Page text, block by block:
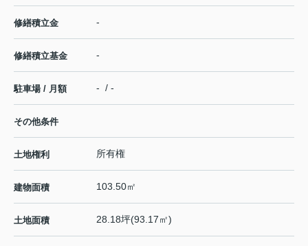
修繕積立金 -
修繕積立基金 -
駐車場 / 月額 - / -
その他条件
土地権利 所有権
建物面積 103.50㎡
土地面積 28.18坪(93.17㎡)